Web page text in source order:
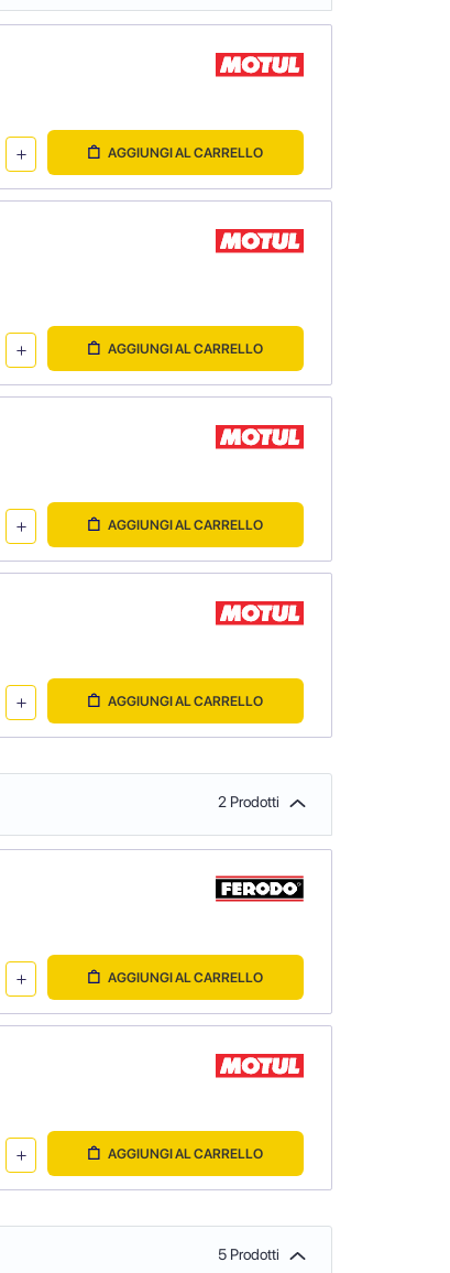
AGGIUNGI AL CARRELLO
AGGIUNGI AL CARRELLO
AGGIUNGI AL CARRELLO
AGGIUNGI AL CARRELLO
2 Prodotti
AGGIUNGI AL CARRELLO
AGGIUNGI AL CARRELLO
5 Prodotti